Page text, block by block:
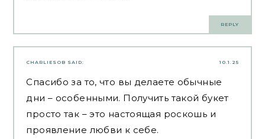
REPLY
10.1.25
CHARLIESOB SAID:
Спасибо за то, что вы делаете обычные
дни – особенными. Получить такой букет
просто так – это настоящая роскошь и
проявление любви к себе.